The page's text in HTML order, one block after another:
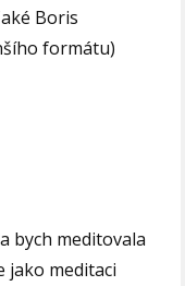
Boris
formátu)
bych meditovala
jako meditaci